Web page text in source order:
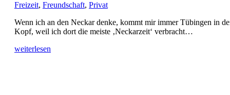
Freizeit, Freundschaft, Privat
Wenn ich an den Neckar denke, kommt mir immer Tübingen in
Kopf, weil ich dort die meiste ‚Neckarzeit‘ verbracht…
weiterlesen